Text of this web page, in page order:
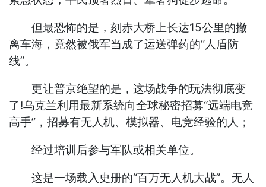
但最恐怖的是，刻赤大桥上长达15公里的撤
离车海，竟然被俄军当成了运送弹药的“人盾防
线”。
更让普京绝望的是，这场战争的玩法彻底变
了!乌克兰利用最新系统向全球秘密招募“远端电竞
高手”，招募有无人机、模拟器、电竞经验的人；
经过培训后参与军队或相关单位。
这是一场载入史册的“百万无人机大战”。无人